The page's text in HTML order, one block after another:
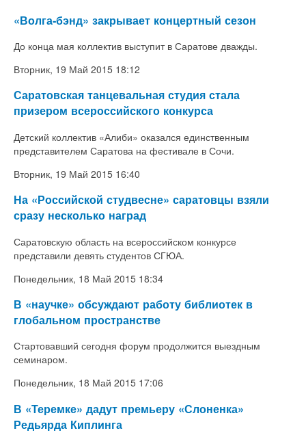
«Волга-бэнд» закрывает концертный сезон
До конца мая коллектив выступит в Саратове дважды.
Вторник, 19 Май 2015 18:12
Саратовская танцевальная студия стала
призером всероссийского конкурса
Детский коллектив «Алиби» оказался единственным
представителем Саратова на фестивале в Сочи.
Вторник, 19 Май 2015 16:40
На «Российской студвесне» саратовцы взяли
сразу несколько наград
Саратовскую область на всероссийском конкурсе
представили девять студентов СГЮА.
Понедельник, 18 Май 2015 18:34
В «научке» обсуждают работу библиотек в
глобальном пространстве
Стартовавший сегодня форум продолжится выездным
семинаром.
Понедельник, 18 Май 2015 17:06
В «Теремке» дадут премьеру «Слоненка»
Редьярда Киплинга